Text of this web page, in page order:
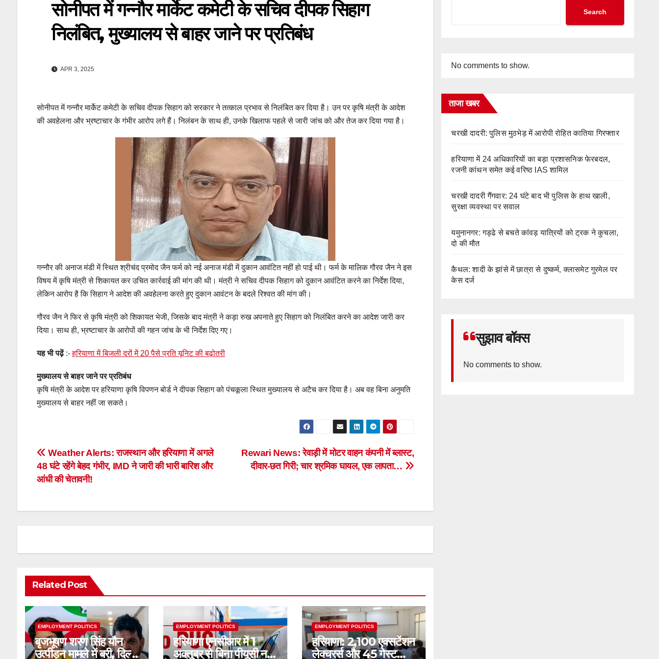
सोनीपत में गन्नौर मार्केट कमेटी के सचिव दीपक सिहाग
निलंबित, मुख्यालय से बाहर जाने पर प्रतिबंध
APR 3, 2025
सोनीपत में गन्नौर मार्केट कमेटी के सचिव दीपक सिहाग को सरकार ने तत्काल प्रभाव से निलंबित कर दिया है। उन पर कृषि मंत्री के आदेश
की अवहेलना और भ्रष्टाचार के गंभीर आरोप लगे हैं। निलंबन के साथ ही, उनके खिलाफ पहले से जारी जांच को और तेज कर दिया गया है।
गन्नौर की अनाज मंडी में स्थित श्रीचंद प्रमोद जैन फर्म को नई अनाज मंडी में दुकान आवंटित नहीं हो पाई थी। फर्म के मालिक गौरव जैन ने इस
विषय में कृषि मंत्री से शिकायत कर उचित कार्रवाई की मांग की थी। मंत्री ने सचिव दीपक सिहाग को दुकान आवंटित करने का निर्देश दिया,
लेकिन आरोप है कि सिहाग ने आदेश की अवहेलना करते हुए दुकान आवंटन के बदले रिश्वत की मांग की।
गौरव जैन ने फिर से कृषि मंत्री को शिकायत भेजी, जिसके बाद मंत्री ने कड़ा रुख अपनाते हुए सिहाग को निलंबित करने का आदेश जारी कर
दिया। साथ ही, भ्रष्टाचार के आरोपों की गहन जांच के भी निर्देश दिए गए।
यह भी पढ़ें:-हरियाणा में बिजली दरों में 20 पैसे प्रति यूनिट की बढ़ोतरी
मुख्यालय से बाहर जाने पर प्रतिबंध
कृषि मंत्री के आदेश पर हरियाणा कृषि विपणन बोर्ड ने दीपक सिहाग को पंचकूला स्थित मुख्यालय से अटैच कर दिया है। अब वह बिना अनुमति
मुख्यालय से बाहर नहीं जा सकते।
Post
navigation
Rewari News: रेवाड़ी में मोटर वाहन कंपनी में ब्लास्ट,
दीवार-छत गिरी; चार श्रमिक घायल, एक लापता…
Weather Alerts: राजस्थान और हरियाणा में अगले
48 घंटे रहेंगे बेहद गंभीर, IMD ने जारी की भारी बारिश और
आंधी की चेतावनी!
Related Post
EMPLOYMENT POLITICS
बृजभूषण शरण सिंह यौन
उत्पीड़न मामले में बरी, दिल्ली
EMPLOYMENT POLITICS
हरियाणा एनसीआर में 1
अक्तूबर से बिना पीयूसी नहीं
EMPLOYMENT POLITICS
हरियाणा: 2,100 एक्सटेंशन
लेक्चरर्स और 45 गेस्ट
Search
No comments to show.
ताजा खबर
चरखी दादरी: पुलिस मुठभेड़ में आरोपी रोहित कातिया गिरफ्तार
हरियाणा में 24 अधिकारियों का बड़ा प्रशासनिक फेरबदल,
रजनी कांथन समेत कई वरिष्ठ IAS शामिल
चरखी दादरी गैंगवार: 24 घंटे बाद भी पुलिस के हाथ खाली,
सुरक्षा व्यवस्था पर सवाल
यमुनानगर: गड्ढे से बचते कांवड़ यात्रियों को ट्रक ने कुचला,
दो की मौत
कैथल: शादी के झांसे में छात्रा से दुष्कर्म, क्लासमेट गुरमेल पर
केस दर्ज
सुझाव बॉक्स
No comments to show.